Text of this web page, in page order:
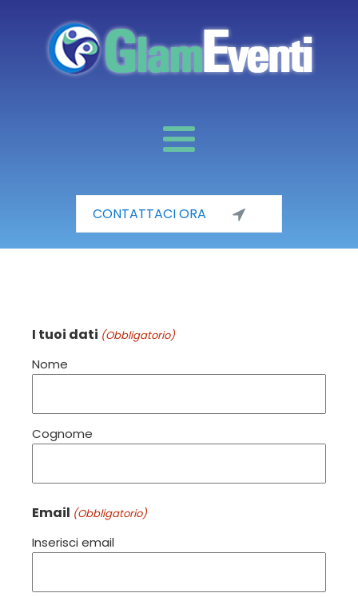
CONTATTACI ORA
I tuoi dati (Obbligatorio)
Nome
Cognome
Email (Obbligatorio)
Inserisci email